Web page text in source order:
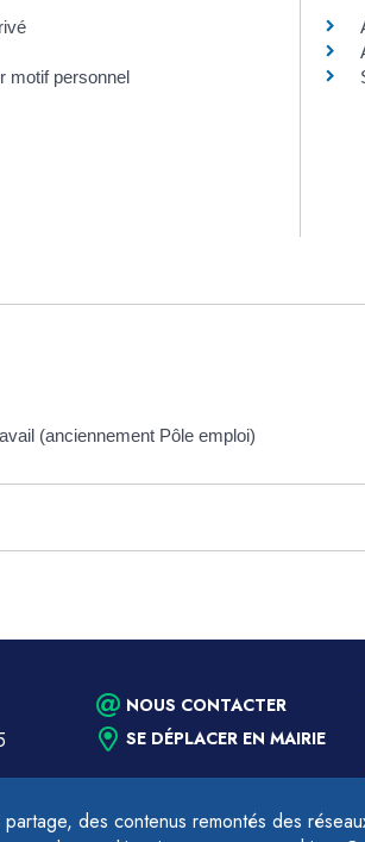
des contenus remontés des
motif personnel
(anciennement Pôle emploi)
NOUS CONTACTER
SE DÉPLACER EN MAIRIE